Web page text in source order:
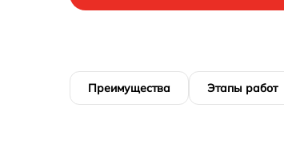
Преимущества Этапы работ